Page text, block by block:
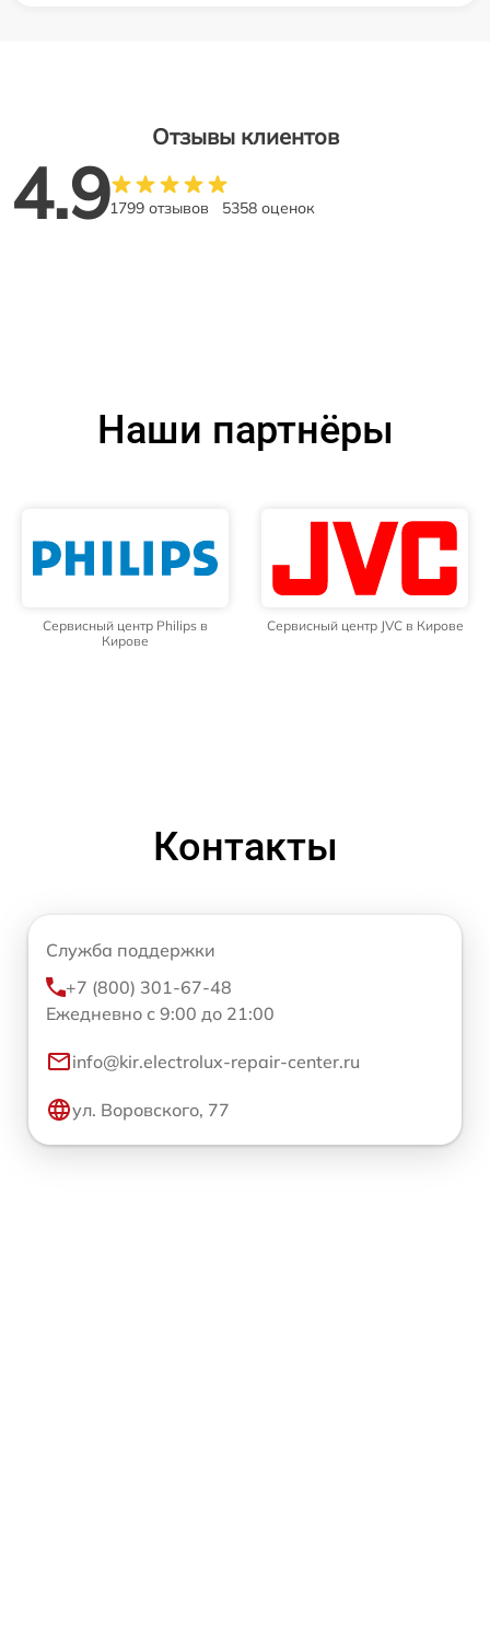
Отзывы клиентов
4.91799 отзывов 5358 оценок
Наши партнёры
Сервисный центр Philips в
Кирове
Сервисный центр JVC в Кирове
Контакты
Служба поддержки
+7 (800) 301-67-48
Ежедневно с 9:00 до 21:00
info@kir.electrolux-repair-center.ru
ул. Воровского, 77